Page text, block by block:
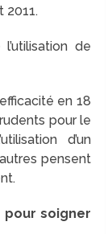
2011.
de
en 18
pour le
d’un
pensent
soigner